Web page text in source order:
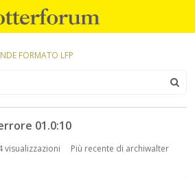
Registrati
FORMATO LFP
01.0:10
visualizzazioni Più recente di archiwalter